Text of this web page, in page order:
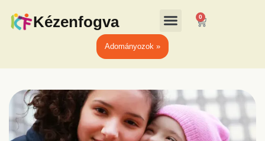
Kézenfogva 0
Adományozok »